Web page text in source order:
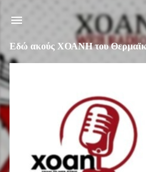
Μετάβαση στο
Εδώ ακούς ΧΟΑΝΗ του